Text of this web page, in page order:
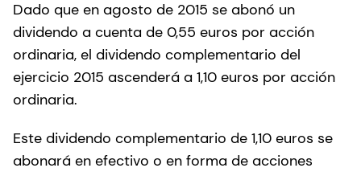
Dado que en agosto de 2015 se abonó un
dividendo a cuenta de 0,55 euros por acción
ordinaria, el dividendo complementario del
ejercicio 2015 ascenderá a 1,10 euros por acción
ordinaria.
Este dividendo complementario de 1,10 euros se
abonará en efectivo o en forma de acciones